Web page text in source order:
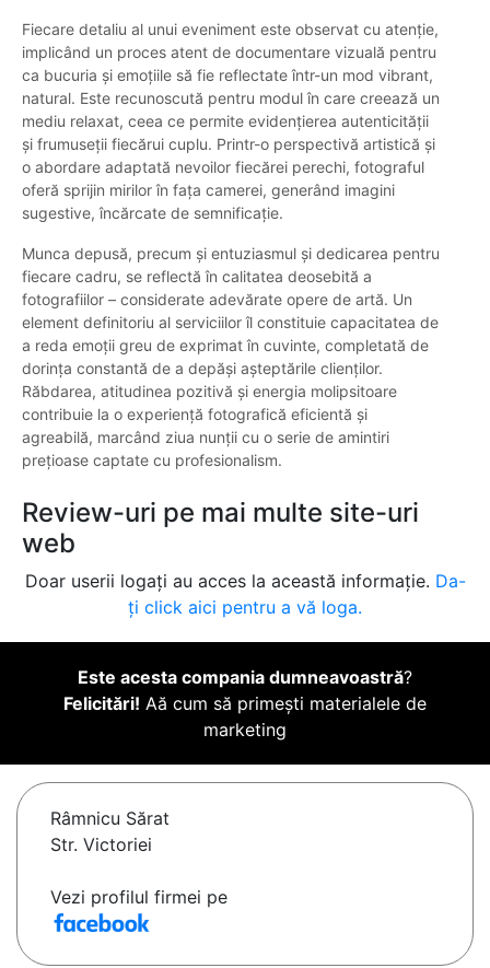
Fiecare detaliu al unui eveniment este observat cu atenție,
implicând un proces atent de documentare vizuală pentru
ca bucuria și emoțiile să fie reflectate într-un mod vibrant,
natural. Este recunoscută pentru modul în care creează un
mediu relaxat, ceea ce permite evidențierea autenticității
și frumuseții fiecărui cuplu. Printr-o perspectivă artistică și
o abordare adaptată nevoilor fiecărei perechi, fotograful
oferă sprijin mirilor în fața camerei, generând imagini
sugestive, încărcate de semnificație.
Munca depusă, precum și entuziasmul și dedicarea pentru
fiecare cadru, se reflectă în calitatea deosebită a
fotografiilor – considerate adevărate opere de artă. Un
element definitoriu al serviciilor îl constituie capacitatea de
a reda emoții greu de exprimat în cuvinte, completată de
dorința constantă de a depăși așteptările clienților.
Răbdarea, atitudinea pozitivă și energia molipsitoare
contribuie la o experiență fotografică eficientă și
agreabilă, marcând ziua nunții cu o serie de amintiri
prețioase captate cu profesionalism.
Review-uri pe mai multe site-uri
web
Doar userii logați au acces la această informație. Da-
ți click aici pentru a vă loga.
Este acesta compania dumneavoastră?
Felicitări! Aă cum să primești materialele de
marketing
Râmnicu Sărat
Str. Victoriei
Vezi profilul firmei pe